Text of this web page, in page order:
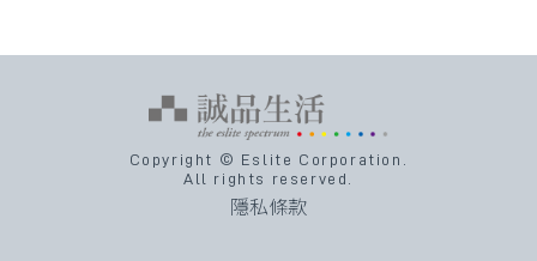
Copyright © Eslite Corporation.
All rights reserved.
隱私條款